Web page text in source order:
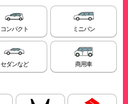
コンパクト ミニバン
セダンなど 商用車